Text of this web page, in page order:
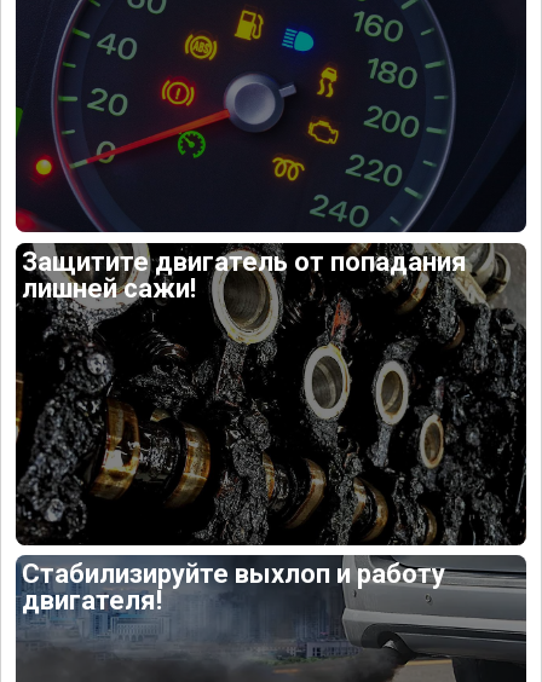
Защитите двигатель от попадания
лишней сажи!
Стабилизируйте выхлоп и работу
двигателя!